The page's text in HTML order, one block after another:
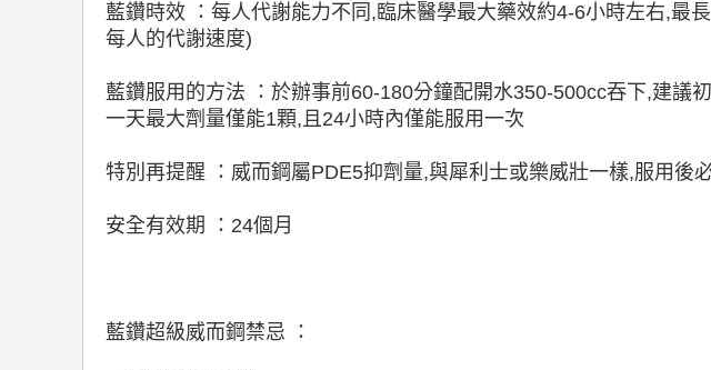
藍鑽時效 ：每人代謝能力不同,臨床醫學最大藥效約4-6小時左右,最
每人的代謝速度)
藍鑽服用的方法 ：於辦事前60-180分鐘配開水350-500cc吞下,建議
一天最大劑量僅能1顆,且24小時內僅能服用一次
特別再提醒 ：威而鋼屬PDE5抑劑量,與犀利士或樂威壯一樣,服用後
安全有效期 ：24個月
藍鑽超級威而鋼禁忌 ：